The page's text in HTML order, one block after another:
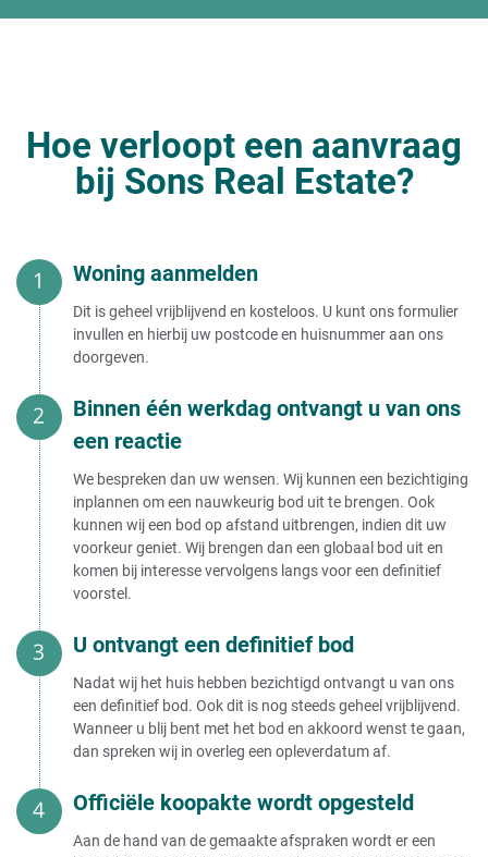
Hoe verloopt een aanvraag
bij Sons Real Estate?
Woning aanmelden
Dit is geheel vrijblijvend en kosteloos. U kunt ons formulier
invullen en hierbij uw postcode en huisnummer aan ons
doorgeven.
Binnen één werkdag ontvangt u van ons
een reactie
We bespreken dan uw wensen. Wij kunnen een bezichtiging
inplannen om een nauwkeurig bod uit te brengen. Ook
kunnen wij een bod op afstand uitbrengen, indien dit uw
voorkeur geniet. Wij brengen dan een globaal bod uit en
komen bij interesse vervolgens langs voor een definitief
voorstel.
U ontvangt een definitief bod
Nadat wij het huis hebben bezichtigd ontvangt u van ons
een definitief bod. Ook dit is nog steeds geheel vrijblijvend.
Wanneer u blij bent met het bod en akkoord wenst te gaan,
dan spreken wij in overleg een opleverdatum af.
Officiële koopakte wordt opgesteld
Aan de hand van de gemaakte afspraken wordt er een